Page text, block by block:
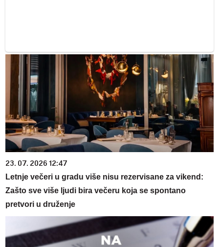
23. 07. 2026 12:47
Letnje večeri u gradu više nisu rezervisane za vikend:
Zašto sve više ljudi bira večeru koja se spontano
pretvori u druženje